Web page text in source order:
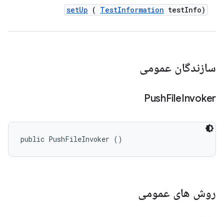
setUp ( TestInformation testInfo)
سازندگان عمومی
PushFileInvoker
public PushFileInvoker ()
روش های عمومی